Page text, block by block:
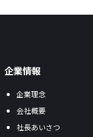
企業情報
企業理念
会社概要
社長あいさつ